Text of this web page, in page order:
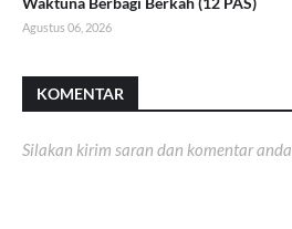
Agustus 06, 2026
KOMENTAR
Silakan kirim saran dan komentar anda